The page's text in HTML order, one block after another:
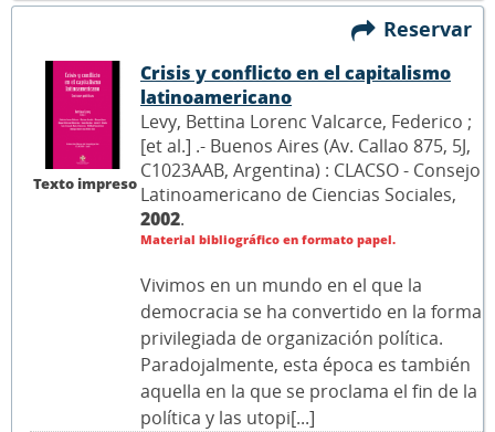
Reservar
Texto impreso
Crisis y conflicto en el capitalismo
latinoamericano
Levy, Bettina Lorenc Valcarce, Federico ;
[et al.] .- Buenos Aires (Av. Callao 875, 5J,
C1023AAB, Argentina) : CLACSO - Consejo
Latinoamericano de Ciencias Sociales,
2002.
Material bibliográfico en formato papel.
Vivimos en un mundo en el que la
democracia se ha convertido en la forma
privilegiada de organización política.
Paradojalmente, esta época es también
aquella en la que se proclama el fin de la
política y las utopi[...]